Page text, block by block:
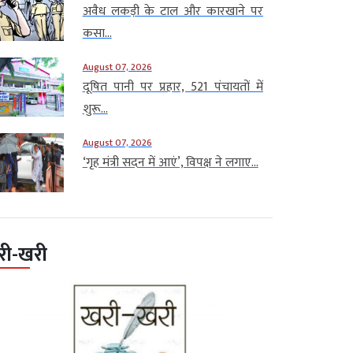
अवैध लकड़ी के टाल और कारखाने पर
कसा...
August 07, 2026
दूषित पानी पर प्रहार, 521 पंचायतों में
शुरू...
August 07, 2026
‘गृह मंत्री सदन में आएं’, विपक्ष ने लगाए...
खरी